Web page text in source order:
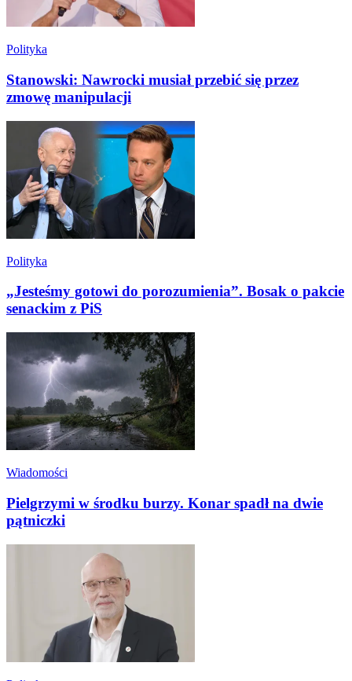
Polityka
Stanowski: Nawrocki musiał przebić się przez
zmowę manipulacji
Polityka
„Jesteśmy gotowi do porozumienia”. Bosak o pakcie
senackim z PiS
Wiadomości
Pielgrzymi w środku burzy. Konar spadł na dwie
pątniczki